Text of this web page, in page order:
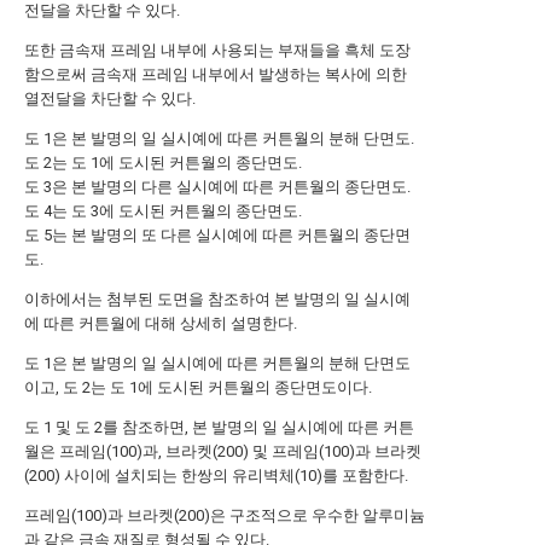
전달을 차단할 수 있다.
또한 금속재 프레임 내부에 사용되는 부재들을 흑체 도장
함으로써 금속재 프레임 내부에서 발생하는 복사에 의한
열전달을 차단할 수 있다.
도 1은 본 발명의 일 실시예에 따른 커튼월의 분해 단면도.
도 2는 도 1에 도시된 커튼월의 종단면도.
도 3은 본 발명의 다른 실시예에 따른 커튼월의 종단면도.
도 4는 도 3에 도시된 커튼월의 종단면도.
도 5는 본 발명의 또 다른 실시예에 따른 커튼월의 종단면
도.
이하에서는 첨부된 도면을 참조하여 본 발명의 일 실시예
에 따른 커튼월에 대해 상세히 설명한다.
도 1은 본 발명의 일 실시예에 따른 커튼월의 분해 단면도
이고, 도 2는 도 1에 도시된 커튼월의 종단면도이다.
도 1 및 도 2를 참조하면, 본 발명의 일 실시예에 따른 커튼
월은 프레임(100)과, 브라켓(200) 및 프레임(100)과 브라켓
(200) 사이에 설치되는 한쌍의 유리벽체(10)를 포함한다.
프레임(100)과 브라켓(200)은 구조적으로 우수한 알루미늄
과 같은 금속 재질로 형성될 수 있다.